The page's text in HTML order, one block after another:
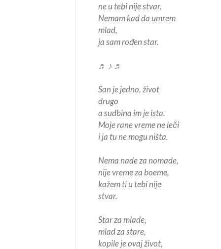
ne u tebi nije stvar.
Nemam kad da umrem
mlad,
ja sam rođen star.
♬ ♪ ♬
San je jedno, život
drugo
a sudbina im je ista.
Moje rane vreme ne leči
i ja tu ne mogu ništa.
Nema nade za nomade,
nije vreme za boeme,
kažem ti u tebi nije
stvar.
Star za mlade,
mlad za stare,
kopile je ovaj život,